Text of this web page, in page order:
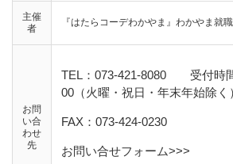
主催
者
『はたらコーデわかやま』わかやま就
お問
い合
わせ
先
TEL：073-421-8080 受付時間
00（火曜・祝日・年末年始除く
FAX：073-424-0230
お問い合せフォーム>>>